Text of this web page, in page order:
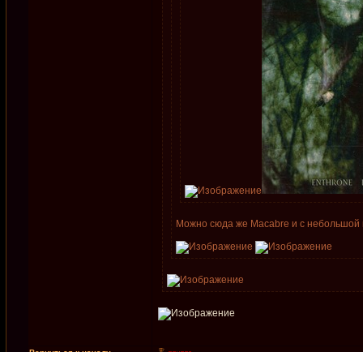
Можно сюда же Macabre и с небольшой